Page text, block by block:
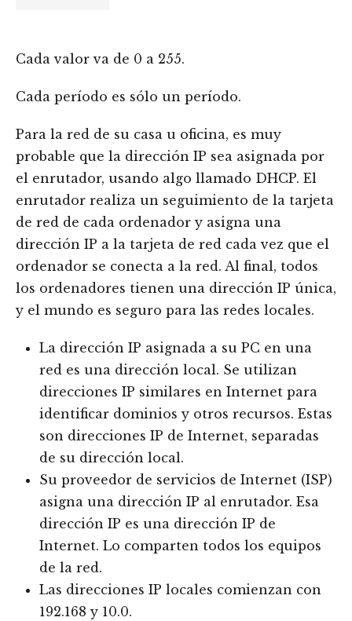
Cada valor va de 0 a 255.
Cada período es sólo un período.
Para la red de su casa u oficina, es muy
probable que la dirección IP sea asignada por
el enrutador, usando algo llamado DHCP. El
enrutador realiza un seguimiento de la tarjeta
de red de cada ordenador y asigna una
dirección IP a la tarjeta de red cada vez que el
ordenador se conecta a la red. Al final, todos
los ordenadores tienen una dirección IP única,
y el mundo es seguro para las redes locales.
La dirección IP asignada a su PC en una
red es una dirección local. Se utilizan
direcciones IP similares en Internet para
identificar dominios y otros recursos. Estas
son direcciones IP de Internet, separadas
de su dirección local.
Su proveedor de servicios de Internet (ISP)
asigna una dirección IP al enrutador. Esa
dirección IP es una dirección IP de
Internet. Lo comparten todos los equipos
de la red.
Las direcciones IP locales comienzan con
192.168 y 10.0.